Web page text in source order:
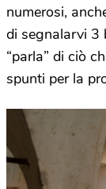
numerosi,
di segnalarvi 3
“parla” di ciò
spunti per la